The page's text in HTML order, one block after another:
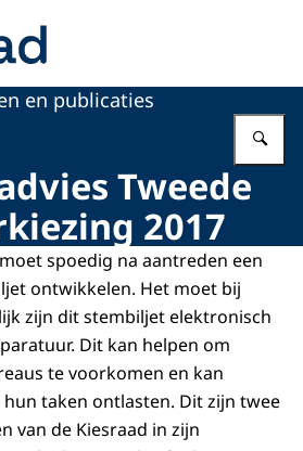
en publicaties
Tweede
2017
spoedig na aantreden een
ontwikkelen. Het moet bij
zijn dit stembiljet elektronisch
Dit kan helpen om
te voorkomen en kan
taken ontlasten. Dit zijn twee
van de Kiesraad in zijn